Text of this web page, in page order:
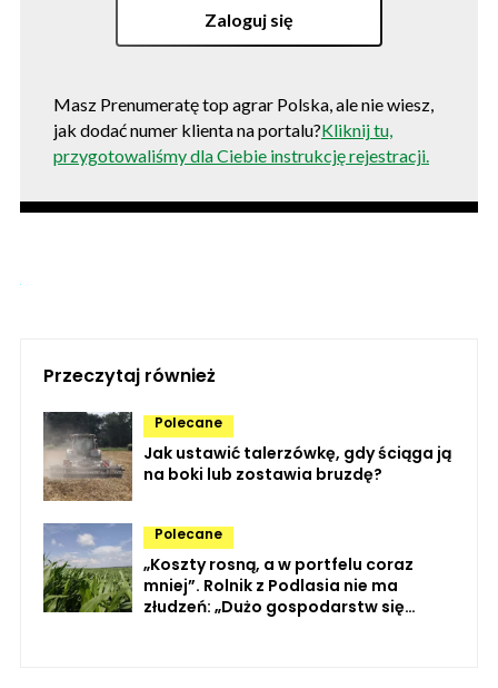
Zaloguj się
Masz Prenumeratę top agrar Polska, ale nie wiesz,
jak dodać numer klienta na portalu?Kliknij tu,
przygotowaliśmy dla Ciebie instrukcję rejestracji.
Przeczytaj również
Polecane
Jak ustawić talerzówkę, gdy ściąga ją
na boki lub zostawia bruzdę?
Polecane
„Koszty rosną, a w portfelu coraz
mniej”. Rolnik z Podlasia nie ma
złudzeń: „Dużo gospodarstw się